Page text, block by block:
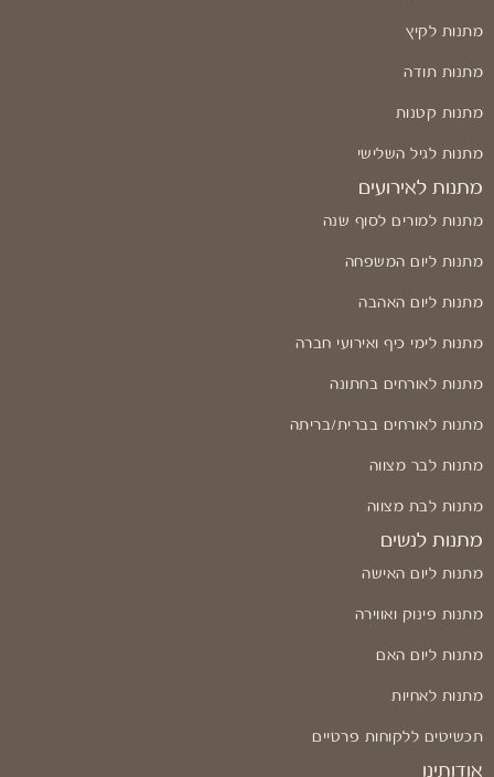
מתנות לקיץ
מתנות תודה
מתנות קטנות
מתנות לגיל השלישי
מתנות לאירועים
מתנות למורים לסוף שנה
מתנות ליום המשפחה
מתנות ליום האהבה
מתנות לימי כיף ואירועי חברה
מתנות לאורחים בחתונה
מתנות לאורחים בברית/בריתה
מתנות לבר מצווה
מתנות לבת מצווה
מתנות לנשים
מתנות ליום האישה
מתנות פינוק ואווירה
מתנות ליום האם
מתנות לאחיות
תכשיטים ללקוחות פרטיים
אודותינו